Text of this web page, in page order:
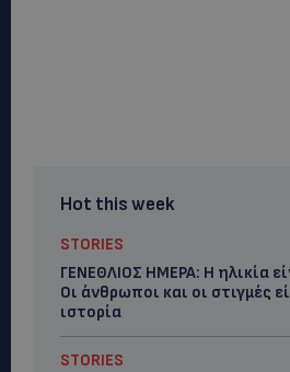
Hot this week
STORIES
ΓΕΝΕΘΛΙΟΣ ΗΜΕΡΑ: Η ηλικία
Οι άνθρωποι και οι στιγμές
ιστορία
STORIES